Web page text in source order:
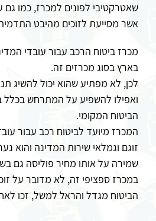
שאטרקטיבי לפונים למכרז, כמו גם
אשר מסייעת לזוכים מהיבט
מכרז ביטוח הרכב עבור עובדי
בארץ בסוג מכרזים זה.
לכן, לא מפתיע שהוא יכול להשיג
ואפילו להשפיע על המתרחש בכלל
הביטוח המקומי.
המכרז מיועד לביטוח רכב עבור
זוגם וגמלאי שירות המדינה והוא
שמירה על אותו מחיר פוליסה גם
במכרז ספציפי זה, לא מדובר על
הביטוח מגדל והראל למשל, זכו